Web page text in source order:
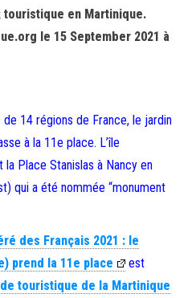
en Martinique.
le 15 September 2021 à
14 régions de France, le jardin
à la 11e place. L’île
la Place Stanislas à Nancy en
qui a été nommée “monument
des Français 2021 : le
prend la 11e place
est
touristique de la Martinique